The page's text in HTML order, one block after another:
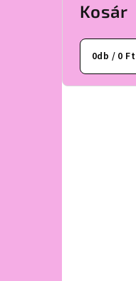
Kosár
0db / 0 Ft